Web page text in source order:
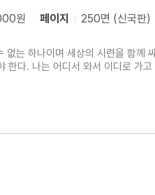
원 페이지 250면 (신국판)
는 하나이며 세상의 시련을 함께
한다. 나는 어디서 와서 이디로 가